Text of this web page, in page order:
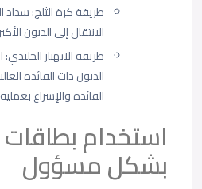
طريقة كرة الثلج: سداد
الانتقال إلى الديون
طريقة الانهيار
الديون ذات الفائدة
الفائدة والإسراع
استخدام بطاقات
بشكل مسؤول